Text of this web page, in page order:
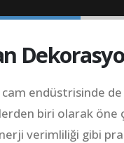
endüstrisinde
biri olarak öne
verimliliği gibi